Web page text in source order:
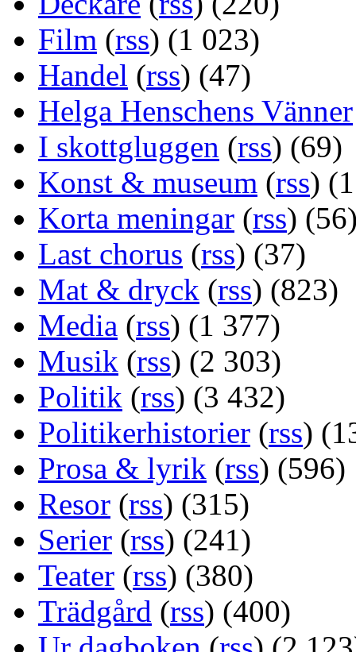
Film (rss) (1 023)
Handel (rss) (47)
Helga Henschens Vänner
I skottgluggen (rss) (69)
Konst & museum (rss)
Korta meningar (rss)
Last chorus (rss) (37)
Mat & dryck (rss) (823)
Media (rss) (1 377)
Musik (rss) (2 303)
Politik (rss) (3 432)
Politikerhistorier (rss)
Prosa & lyrik (rss) (596)
Resor (rss) (315)
Serier (rss) (241)
Teater (rss) (380)
Trädgård (rss) (400)